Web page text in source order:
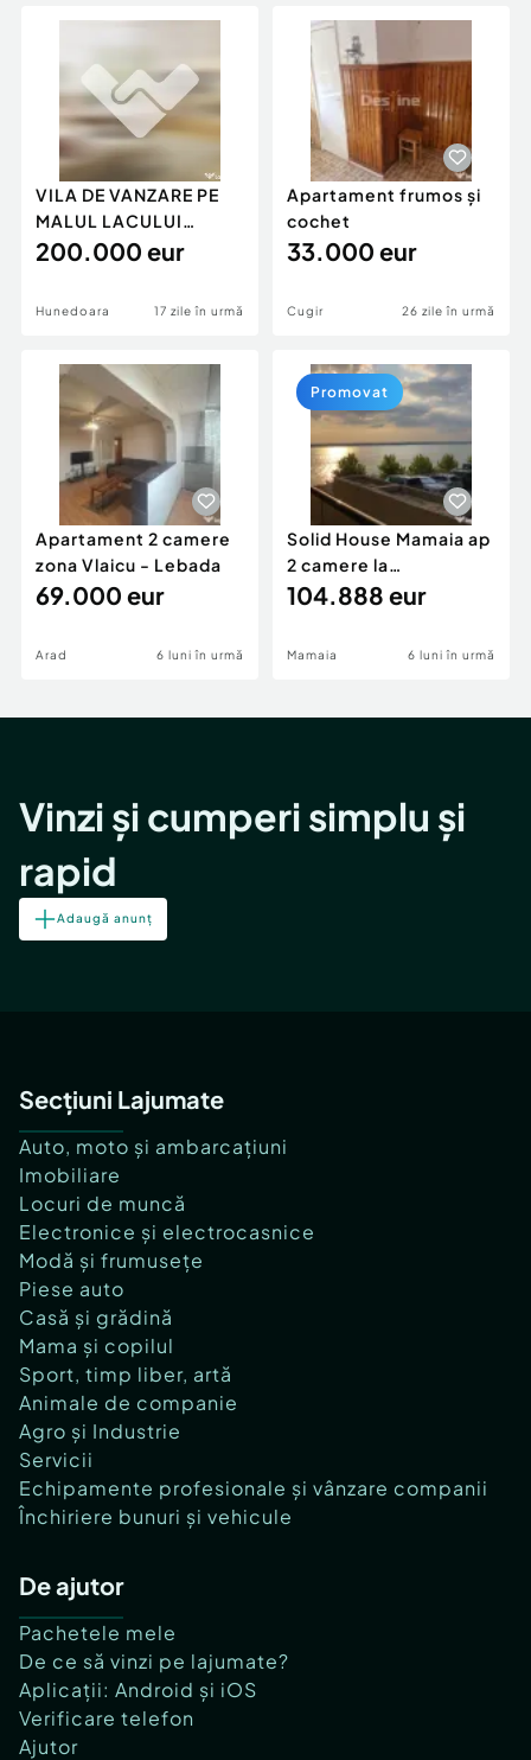
Animale de companie
Afaceri și echipamente profesionale
Inchiriere Bunuri si Vehicule
Utilaje agricole si industriale
Piese auto si accesorii
Dacia Duster
VILA DE VANZARE PE
MALUL LACULUI
CINCIS
200.000 eur
Hunedoara 17 zile în urmă
Apartament frumos și
cochet
33.000 eur
Cugir 26 zile în urmă
Apartament 2 camere
zona Vlaicu - Lebada
69.000 eur
Arad 6 luni în urmă
Solid House Mamaia ap
2 camere la
cheie,langa Mega
104.888 eur
Mamaia 6 luni în urmă
Promovat
Vinzi și cumperi simplu și
rapid
Adaugă anunț
Secțiuni Lajumate
Auto, moto și ambarcațiuni
Imobiliare
Locuri de muncă
Electronice și electrocasnice
Modă și frumusețe
Piese auto
Casă și grădină
Mama și copilul
Sport, timp liber, artă
Animale de companie
Agro și Industrie
Servicii
Echipamente profesionale și vânzare companii
Închiriere bunuri și vehicule
De ajutor
Pachetele mele
De ce să vinzi pe lajumate?
Aplicații: Android și iOS
Verificare telefon
Ajutor